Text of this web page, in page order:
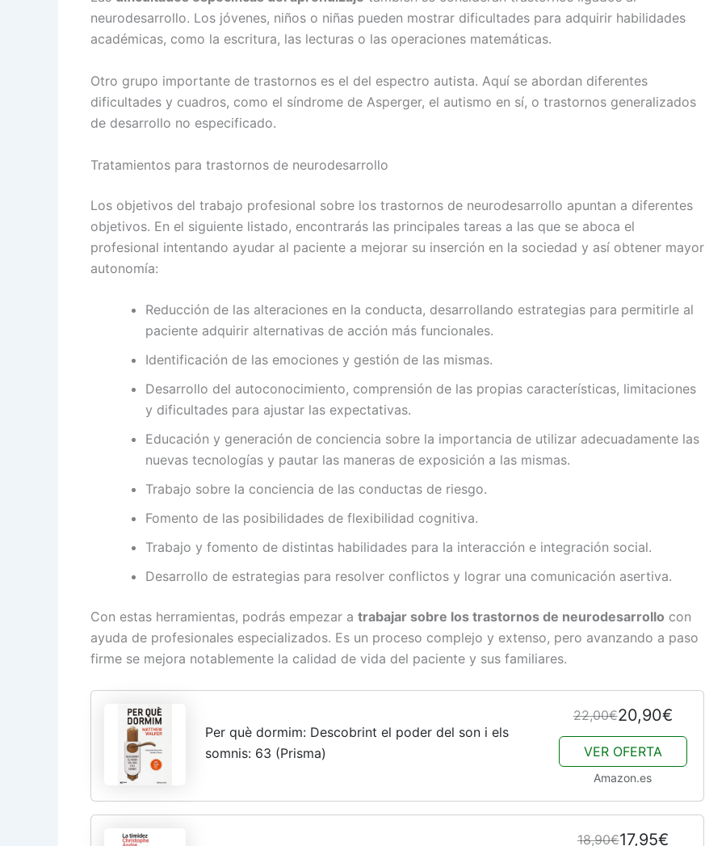
neurodesarrollo. Los jóvenes, niños o niñas pueden mostrar dificultades para adquirir habilidades
académicas, como la escritura, las lecturas o las operaciones matemáticas.
Otro grupo importante de trastornos es el del espectro autista. Aquí se abordan diferentes
dificultades y cuadros, como el síndrome de Asperger, el autismo en sí, o trastornos generalizados
de desarrollo no especificado.
Tratamientos para trastornos de neurodesarrollo
Los objetivos del trabajo profesional sobre los trastornos de neurodesarrollo apuntan a diferentes
objetivos. En el siguiente listado, encontrarás las principales tareas a las que se aboca el
profesional intentando ayudar al paciente a mejorar su inserción en la sociedad y así obtener mayor
autonomía:
Reducción de las alteraciones en la conducta, desarrollando estrategias para permitirle al
paciente adquirir alternativas de acción más funcionales.
Identificación de las emociones y gestión de las mismas.
Desarrollo del autoconocimiento, comprensión de las propias características, limitaciones
y dificultades para ajustar las expectativas.
Educación y generación de conciencia sobre la importancia de utilizar adecuadamente las
nuevas tecnologías y pautar las maneras de exposición a las mismas.
Trabajo sobre la conciencia de las conductas de riesgo.
Fomento de las posibilidades de flexibilidad cognitiva.
Trabajo y fomento de distintas habilidades para la interacción e integración social.
Desarrollo de estrategias para resolver conflictos y lograr una comunicación asertiva.
Con estas herramientas, podrás empezar a trabajar sobre los trastornos de neurodesarrollo con
ayuda de profesionales especializados. Es un proceso complejo y extenso, pero avanzando a paso
firme se mejora notablemente la calidad de vida del paciente y sus familiares.
Per què dormim: Descobrint el poder del son i els
somnis: 63 (Prisma)
22,00€20,90€
VER OFERTA
Amazon.es
18,90€17,95€